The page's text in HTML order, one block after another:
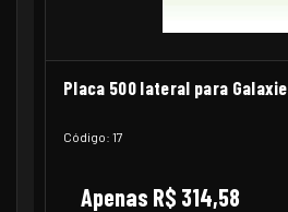
Placa 500 lateral para Galaxie
Código: 17
Apenas R$ 314,58